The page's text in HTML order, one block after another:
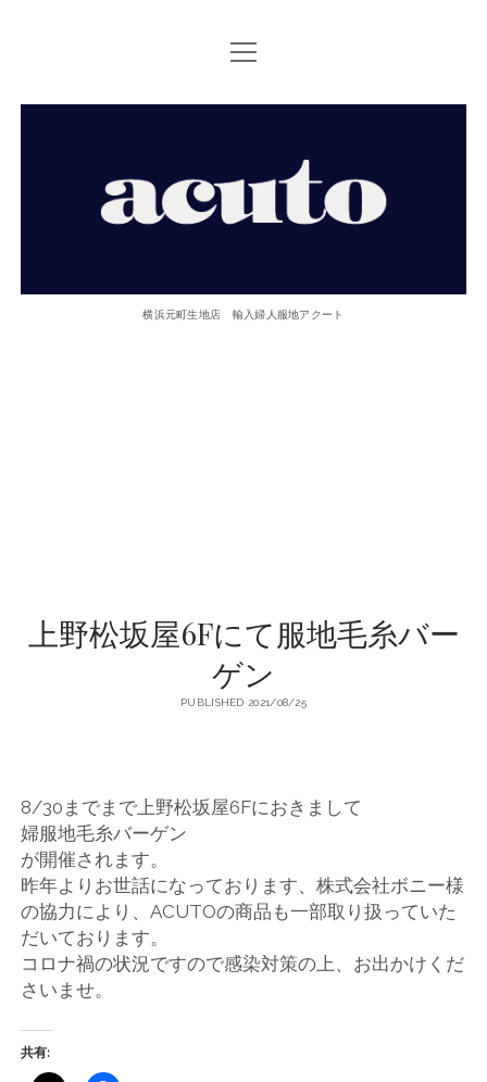
TOP PAGE
ACUTOについて
open
menu
元
入
地
ア
ク
ー
ト
横浜元町生地店 輸入婦人服地アクート
上野松坂屋6Fにて服地毛糸バー
ゲン
PUBLISHED 2021/08/25
8/30までまで上野松坂屋6Fにおきまして
婦服地毛糸バーゲン
が開催されます。
昨年よりお世話になっております、株式会社ボニー様
の協力により、ACUTOの商品も一部取り扱っていた
だいております。
コロナ禍の状況ですので感染対策の上、お出かけくだ
さいませ。
共有: